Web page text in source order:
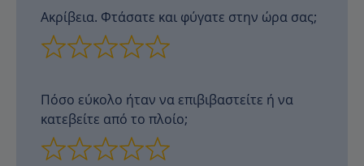
Ακρίβεια. Φτάσατε και φύγατε στην ώρα σας;
Πόσο εύκολο ήταν να επιβιβαστείτε ή να
κατεβείτε από το πλοίο;